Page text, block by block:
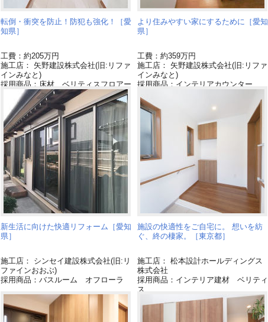
転倒・衝突を防止！防犯も強化！［愛
知県］
工費：約205万円
施工店： 矢野建設株式会社(旧:リファ
インみなと)
採用商品：床材 ベリティスフロアー
採用商品：システム階段・手すり
採用商品：内装ドア ベリティス
採用商品：玄関収納 クロークボック
ス
より住みやすい家にするために［愛知
県］
工費：約359万円
施工店： 矢野建設株式会社(旧:リファ
インみなと)
採用商品：インテリアカウンター
S ハードコート
採用商品：システム階段・手すり
採用商品：玄関収納 クロークボック
ス
新生活に向けた快適リフォーム［愛知
県］
施工店： シンセイ建設株式会社(旧:リ
ファインおおぶ)
採用商品：バスルーム オフローラ
施設の快適性をご自宅に。 想いを紡
ぐ、終の棲家。［東京都］
施工店： 松本設計ホールディングス
株式会社
採用商品：インテリア建材 ベリティ
ス
採用商品：床材 フィットフロアー